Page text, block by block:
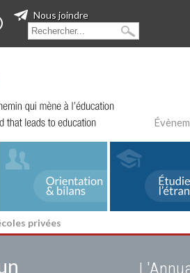
Nous joindre
privées